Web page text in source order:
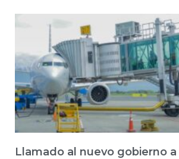
Llamado al nuevo gobierno